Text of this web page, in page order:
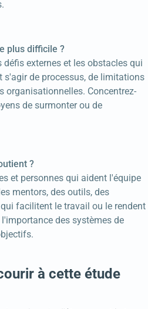
plus difficile ?
externes et les obstacles qui
s'agir de processus, de limitations
organisationnelles. Concentrez-
de surmonter ou de
?
et personnes qui aident l'équipe
mentors, des outils, des
facilitent le travail ou le rendent
des systèmes de
à cette étude